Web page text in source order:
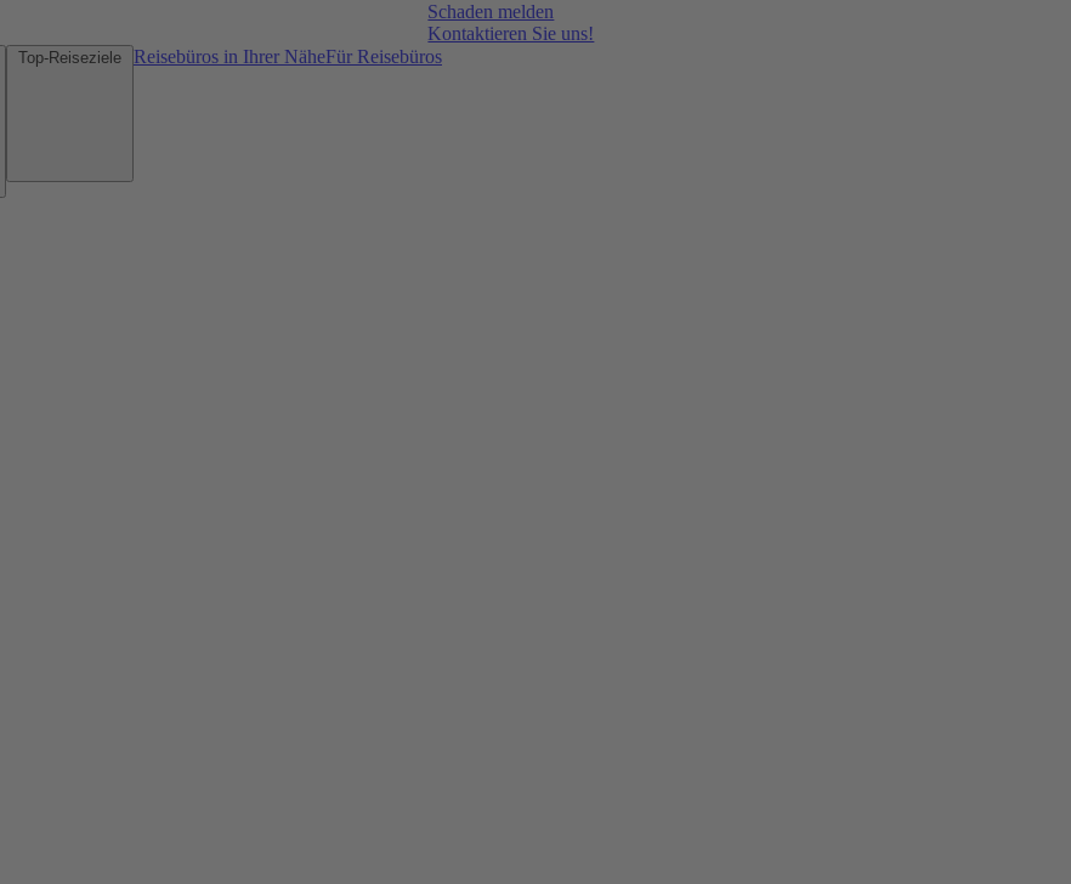
Schaden melden
Kontaktieren Sie uns!
Reisebüros in Ihrer NäheFür Reisebüros